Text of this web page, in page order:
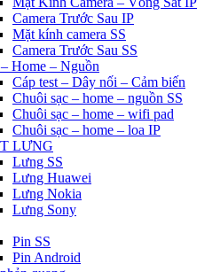
Camera Trước Sau IP
Mặt kính camera SS
Camera Trước Sau SS
– Home – Nguồn
Cáp test – Dây nối – Cảm biến
Chuôi sạc – home – nguồn SS
Chuôi sạc – home – wifi pad
Chuôi sạc – home – loa IP
LƯNG
Lưng SS
Lưng Huawei
Lưng Nokia
Lưng Sony
Pin SS
Pin Android